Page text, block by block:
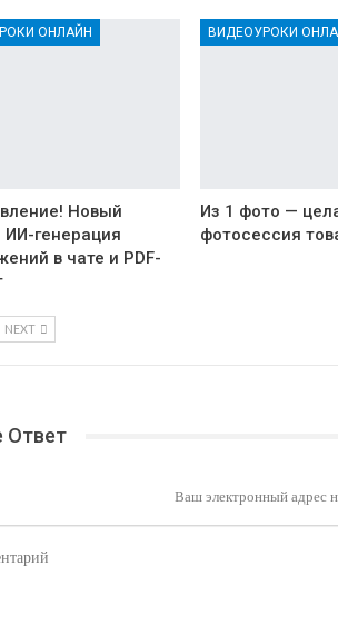
ОНЛАЙН
Новый
ИИ-генерация
в чате и PDF-
ВИДЕОУРОКИ
Из 1 фото —
фотосессия
NEXT
Ответ
Ваш электронный адрес